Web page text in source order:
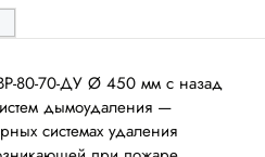
80-70-ДУ Ø 450 мм с назад
дымоудаления —
системах удаления